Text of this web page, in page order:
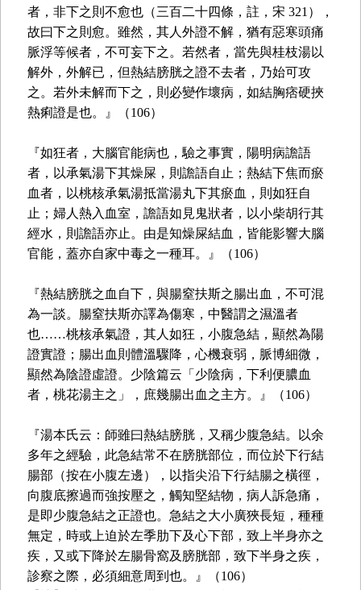
者，非下之則不愈也（三百二十四條，註，宋 321），
故曰下之則愈。雖然，其人外證不解，猶有惡寒頭痛
脈浮等候者，不可妄下之。若然者，當先與桂枝湯以
解外，外解已，但熱結膀胱之證不去者，乃始可攻
之。若外未解而下之，則必變作壞病，如結胸痞硬挾
熱痢證是也。』（106）
『如狂者，大腦官能病也，驗之事實，陽明病譫語
者，以承氣湯下其燥屎，則譫語自止；熱結下焦而瘀
血者，以桃核承氣湯抵當湯丸下其瘀血，則如狂自
止；婦人熱入血室，譫語如見鬼狀者，以小柴胡行其
經水，則譫語亦止。由是知燥屎結血，皆能影響大腦
官能，蓋亦自家中毒之一種耳。』（106）
『熱結膀胱之血自下，與腸窒扶斯之腸出血，不可混
為一談。腸窒扶斯亦譯為傷寒，中醫謂之濕溫者
也……桃核承氣證，其人如狂，小腹急結，顯然為陽
證實證；腸出血則體溫驟降，心機衰弱，脈博細微，
顯然為陰證虛證。少陰篇云「少陰病，下利便膿血
者，桃花湯主之」，庶幾腸出血之主方。』（106）
『湯本氏云：師雖曰熱結膀胱，又稱少腹急結。以余
多年之經驗，此急結常不在膀胱部位，而位於下行結
腸部（按在小腹左邊），以指尖沿下行結腸之橫徑，
向腹底擦過而強按壓之，觸知堅結物，病人訴急痛，
是即少腹急結之正證也。急結之大小廣狹長短，種種
無定，時或上迫於左季肋下及心下部，致上半身亦之
疾，又或下降於左腸骨窩及膀胱部，致下半身之疾，
診察之際，必須細意周到也。』（106）